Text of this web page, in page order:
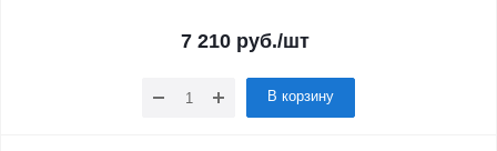
7 210руб./шт
В корзину